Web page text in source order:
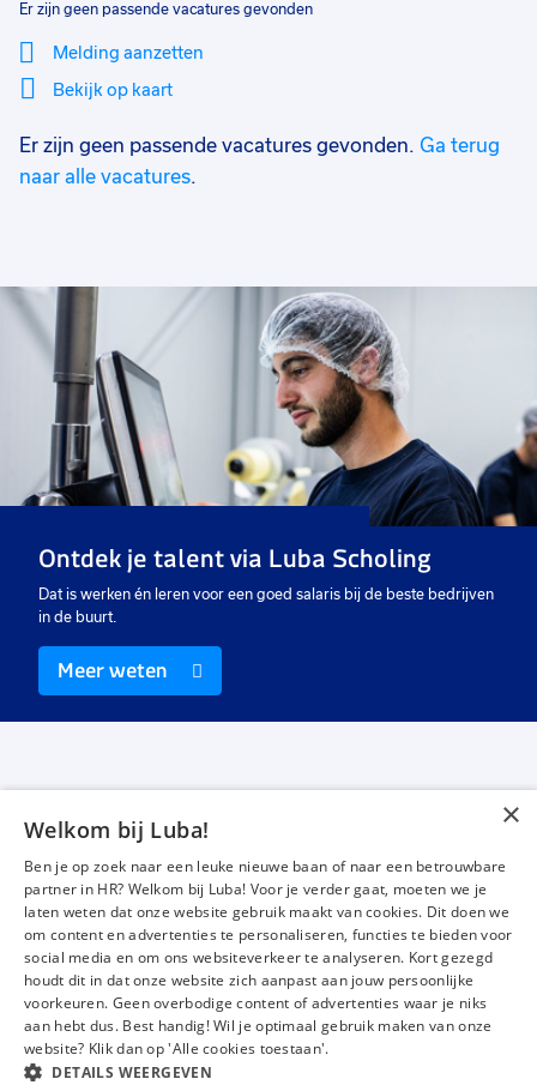
Er zijn geen passende vacatures gevonden
Melding aanzetten
Bekijk op kaart
Sluiten
Er zijn geen passende vacatures gevonden. Ga terug
naar alle vacatures.
Ontdek je talent via Luba Scholing
Dat is werken én leren voor een goed salaris bij de beste bedrijven
in de buurt.
Meer weten
Werken bij Luba
Voor werkgevers
Mijn Luba
Contact
InstagramFacebookLinkedIn YouTube
×
Welkom bij Luba!
Ben je op zoek naar een leuke nieuwe baan of naar een betrouwbare
partner in HR? Welkom bij Luba! Voor je verder gaat, moeten we je
laten weten dat onze website gebruik maakt van cookies. Dit doen we
om content en advertenties te personaliseren, functies te bieden voor
social media en om ons websiteverkeer te analyseren. Kort gezegd
houdt dit in dat onze website zich aanpast aan jouw persoonlijke
voorkeuren. Geen overbodige content of advertenties waar je niks
aan hebt dus. Best handig! Wil je optimaal gebruik maken van onze
website? Klik dan op 'Alle cookies toestaan'.
DETAILS WEERGEVEN